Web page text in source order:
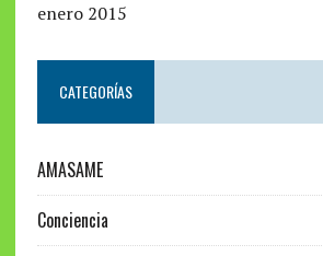
enero 2015
CATEGORÍAS
AMASAME
Conciencia